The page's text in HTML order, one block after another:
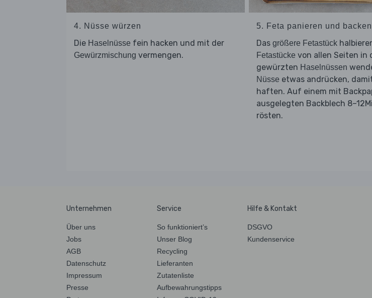
4. Nüsse würzen
Die Haselnüsse fein hacken und mit der
Gewürzmischung vermengen.
5. Feta panieren und backen
Das größere Fetastück
Fetastücke von allen Seiten in
gewürzten Haselnüssen
Nüsse etwas andrücken,
haften. Auf einem mit
ausgelegten Backblech
rösten.
Unternehmen
Über uns
Jobs
AGB
Datenschutz
Impressum
Presse
Service
So funktioniert’s
Unser Blog
Recycling
Lieferanten
Zutatenliste
Aufbewahrungstipps
Hilfe & Kontakt
DSGVO
Kundenservice